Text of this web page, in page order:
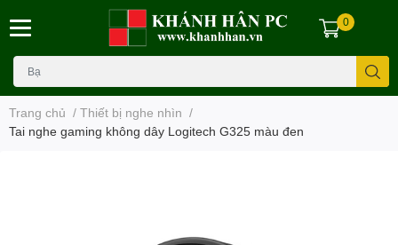
0
Trang chủ / Thiết bị nghe nhìn /
Tai nghe gaming không dây Logitech G325 màu đen